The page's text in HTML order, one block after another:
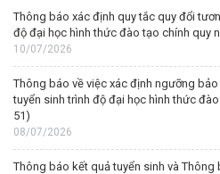
Thông báo xác định quy tắc quy đổi
độ đại học hình thức đào tạo chính quy
10/07/2026
Thông báo về việc xác định ngưỡng
tuyển sinh trình độ đại học hình thức
51)
08/07/2026
Thông báo kết quả tuyển sinh và